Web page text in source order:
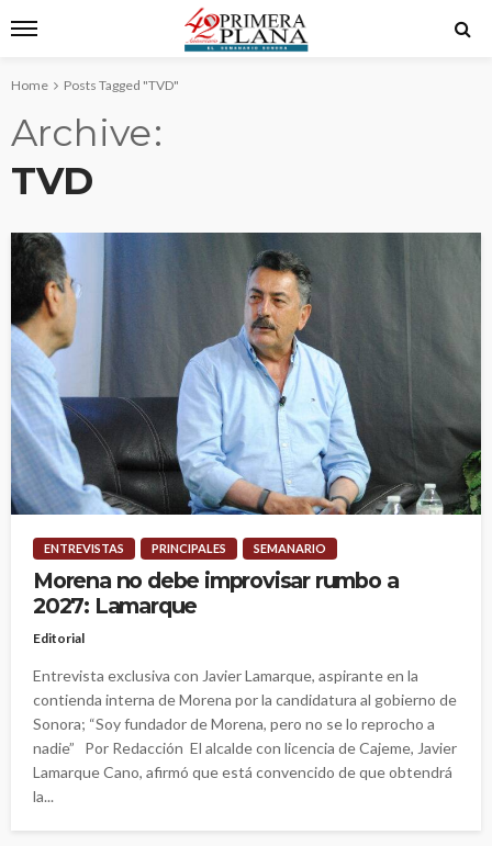
Home Posts Tagged "TVD"
Archive
TVD
ENTREVISTAS PRINCIPALES SEMANARIO
Morena no debe improvisar rumbo a
2027: Lamarque
Editorial
Entrevista exclusiva con Javier Lamarque, aspirante en la
contienda interna de Morena por la candidatura al gobierno de
Sonora; “Soy fundador de Morena, pero no se lo reprocho a
nadie” Por Redacción El alcalde con licencia de Cajeme, Javier
Lamarque Cano, afirmó que está convencido de que obtendrá
la...